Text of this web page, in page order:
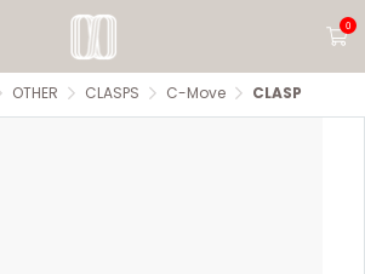
0
OTHER CLASPS C-Move CLASP